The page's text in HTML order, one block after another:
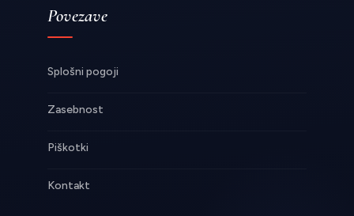
Povezave
Splošni pogoji
Zasebnost
Piškotki
Kontakt